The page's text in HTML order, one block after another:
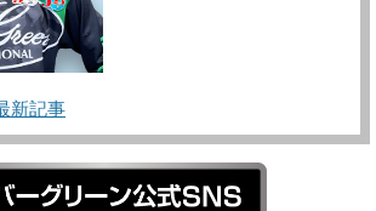
新記事